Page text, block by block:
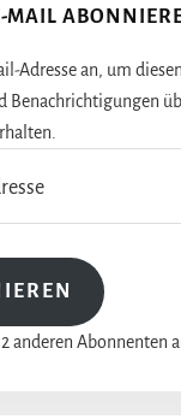
MAIL
Adresse an, um
Benachrichtigungen
anderen Abonnenten